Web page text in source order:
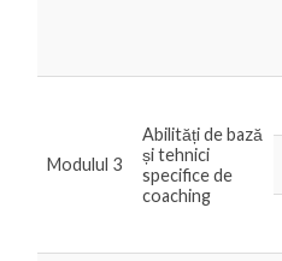
Modulul 3
Abilități de bază
și tehnici
specifice de
coaching